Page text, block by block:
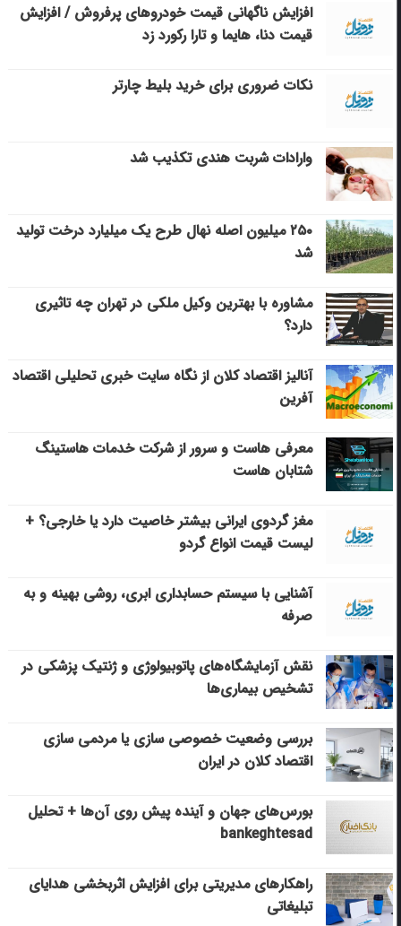
افزایش ناگهانی قیمت خودروهای پرفروش / افزایش
قیمت دنا، هایما و تارا رکورد زد
نکات ضروری برای خرید بلیط چارتر
وارادات شربت هندی تکذیب شد
۲۵۰ میلیون اصله نهال طرح یک میلیارد درخت تولید
شد
مشاوره با بهترین وکیل ملکی در تهران چه تاثیری
دارد؟
آنالیز اقتصاد کلان از نگاه سایت خبری تحلیلی اقتصاد
آفرین
معرفی هاست و سرور از شرکت خدمات هاستینگ
شتابان هاست
مغز گردوی ایرانی بیشتر خاصیت دارد یا خارجی؟ +
لیست قیمت انواع گردو
آشنایی با سیستم حسابداری ابری، روشی بهینه و به
صرفه
نقش آزمایشگاه‌های پاتوبیولوژی و ژنتیک پزشکی در
تشخیص بیماری‌ها
بررسی وضعیت خصوصی سازی یا مردمی سازی
اقتصاد کلان در ایران
بورس‌های جهان و آینده پیش روی آن‌ها + تحلیل
bankeghtesad
راهکارهای مدیریتی برای افزایش اثربخشی هدایای
تبلیغاتی